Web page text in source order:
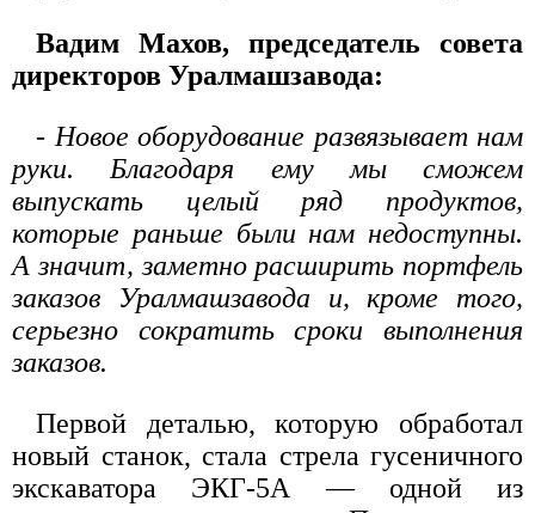
Вадим Махов, председатель совета
директоров Уралмашзавода:
- Новое оборудование развязывает нам
руки. Благодаря ему мы сможем
выпускать целый ряд продуктов,
которые раньше были нам недоступны.
А значит, заметно расширить портфель
заказов Уралмашзавода и, кроме того,
серьезно сократить сроки выполнения
заказов.
Первой деталью, которую обработал
новый станок, стала стрела гусеничного
экскаватора ЭКГ-5А — одной из